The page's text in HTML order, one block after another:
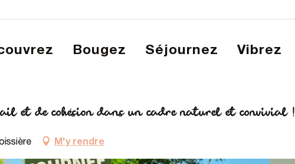
Bougez Séjournez Vibrez
et de cohésion dans un cadre naturel et convivial !
M'y rendre